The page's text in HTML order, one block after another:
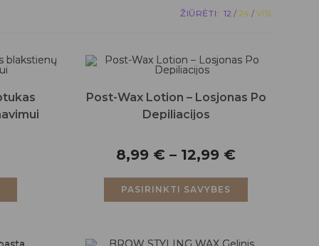
ŽIŪRĖTI: 12 24 VISI
Post-Wax Lotion – Losjonas Po
Depiliacijos
8,99 € – 12,99 €
PASIRINKTI SAVYBES